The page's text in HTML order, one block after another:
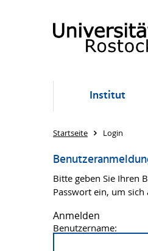
Institut
Startseite Login
Bitte geben Sie Ihren
Passwort ein, um
Anmelden
Benutzername: